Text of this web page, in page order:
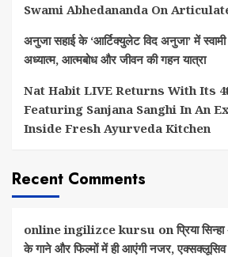
Swami Abhedananda On
अनुजा सहाई के ‘आर्टिक्युलेट विद अनुजा’ में
अध्यात्म, आत्मबोध और जीवन की गहन यात्रा
Nat Habit LIVE Returns With Its
Featuring Sanjana Sanghi In An
Inside Fresh Ayurveda Kitchen
Recent Comments
online ingilizce kursu onप्रिया
के गाने और फिल्मों में ही आएंगी नजर, एक्सक्लूसिव